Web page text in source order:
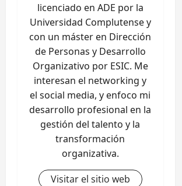
licenciado en ADE por la
Universidad Complutense y
con un máster en Dirección
de Personas y Desarrollo
Organizativo por ESIC. Me
interesan el networking y
el social media, y enfoco mi
desarrollo profesional en la
gestión del talento y la
transformación
organizativa.
Visitar el sitio web